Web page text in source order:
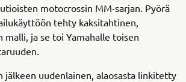
motocrossin MM-sarjan. Pyörä
tehty kaksitahtinen,
malli, ja se toi Yamahalle toisen
jälkeen uudenlainen, alaosasta linkitetty